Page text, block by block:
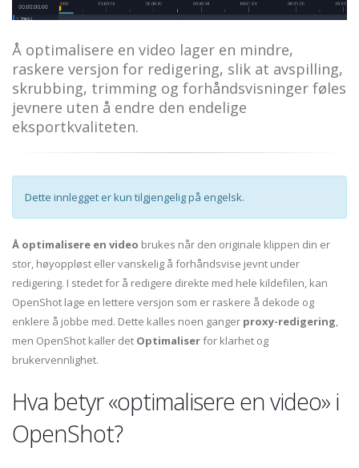
Å optimalisere en video lager en mindre,
raskere versjon for redigering, slik at avspilling,
skrubbing, trimming og forhåndsvisninger føles
jevnere uten å endre den endelige
eksportkvaliteten.
Dette innlegget er kun tilgjengelig på engelsk.
Å optimalisere en video brukes når den originale klippen din er
stor, høyoppløst eller vanskelig å forhåndsvise jevnt under
redigering. I stedet for å redigere direkte med hele kildefilen, kan
OpenShot lage en lettere versjon som er raskere å dekode og
enklere å jobbe med. Dette kalles noen ganger proxy-redigering,
men OpenShot kaller det Optimaliserfor klarhet og
brukervennlighet.
Hva betyr «optimalisere en video» i
OpenShot?